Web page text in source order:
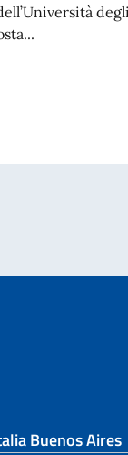
della Stella
Nicoletti
Buenos Aires